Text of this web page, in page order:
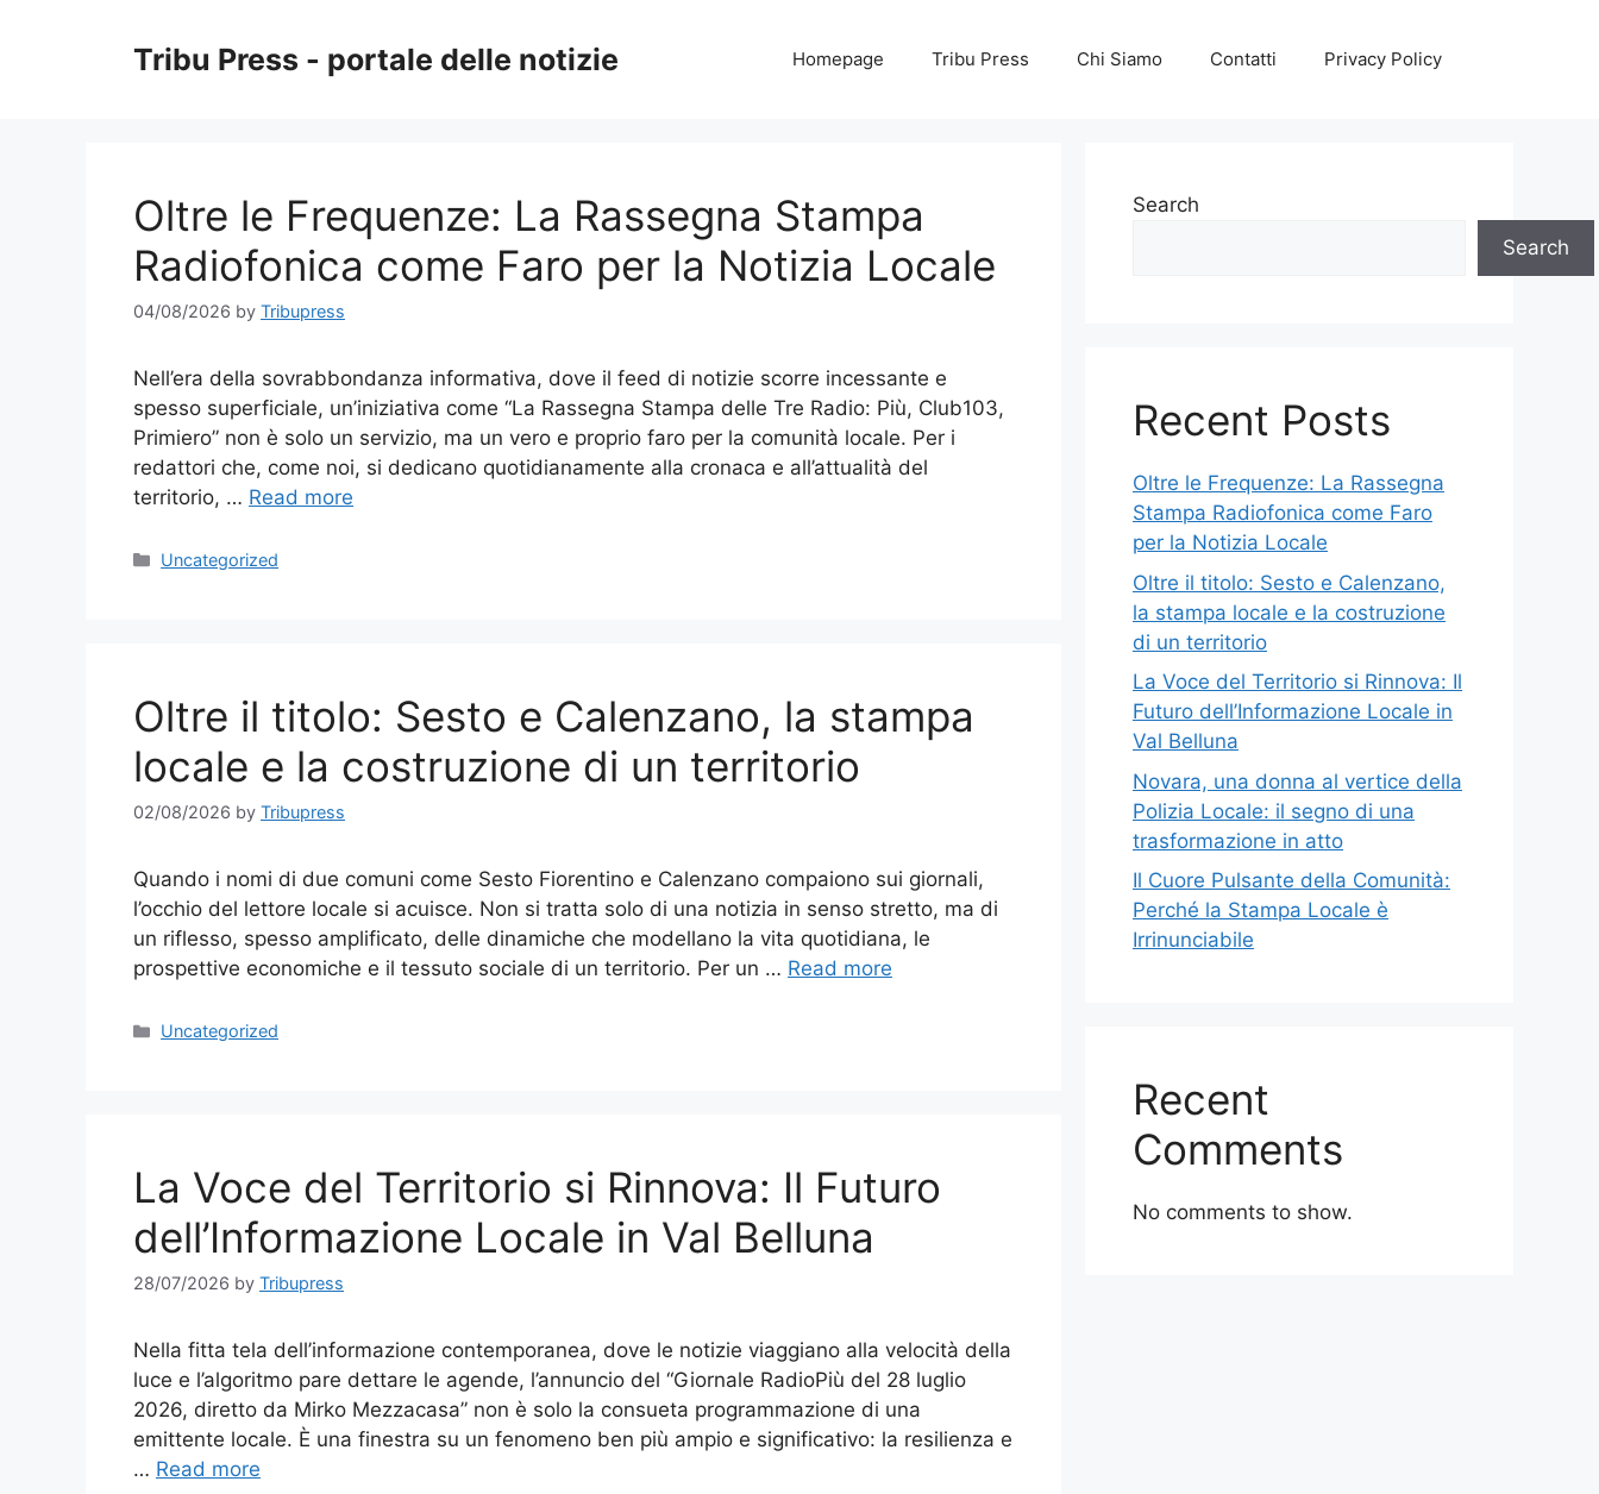
Tribu Press - portale delle notizie Homepage Tribu Press Chi Siamo Contatti Privacy Policy
Oltre le Frequenze: La Rassegna Stampa
Radiofonica come Faro per la Notizia Locale
04/08/2026 by Tribupress
Nell’era della sovrabbondanza informativa, dove il feed di notizie scorre incessante e
spesso superficiale, un’iniziativa come “La Rassegna Stampa delle Tre Radio: Più, Club103,
Primiero” non è solo un servizio, ma un vero e proprio faro per la comunità locale. Per i
redattori che, come noi, si dedicano quotidianamente alla cronaca e all’attualità del
territorio, … Read more
Categories
Uncategorized
Oltre il titolo: Sesto e Calenzano, la stampa
locale e la costruzione di un territorio
02/08/2026 by Tribupress
Quando i nomi di due comuni come Sesto Fiorentino e Calenzano compaiono sui giornali,
l’occhio del lettore locale si acuisce. Non si tratta solo di una notizia in senso stretto, ma di
un riflesso, spesso amplificato, delle dinamiche che modellano la vita quotidiana, le
prospettive economiche e il tessuto sociale di un territorio. Per un … Read more
Categories
Uncategorized
La Voce del Territorio si Rinnova: Il Futuro
dell’Informazione Locale in Val Belluna
28/07/2026 by Tribupress
Nella fitta tela dell’informazione contemporanea, dove le notizie viaggiano alla velocità della
luce e l’algoritmo pare dettare le agende, l’annuncio del “Giornale RadioPiù del 28 luglio
2026, diretto da Mirko Mezzacasa” non è solo la consueta programmazione di una
emittente locale. È una finestra su un fenomeno ben più ampio e significativo: la resilienza e
… Read more
Search
Search
Recent Posts
Oltre le Frequenze: La Rassegna
Stampa Radiofonica come Faro
per la Notizia Locale
Oltre il titolo: Sesto e Calenzano,
la stampa locale e la costruzione
di un territorio
La Voce del Territorio si Rinnova: Il
Futuro dell’Informazione Locale in
Val Belluna
Novara, una donna al vertice della
Polizia Locale: il segno di una
trasformazione in atto
Il Cuore Pulsante della Comunità:
Perché la Stampa Locale è
Irrinunciabile
Recent
Comments
No comments to show.